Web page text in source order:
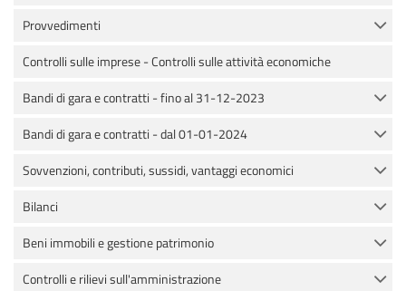
Provvedimenti
Controlli sulle imprese - Controlli sulle attività economiche
Bandi di gara e contratti - fino al 31-12-2023
Bandi di gara e contratti - dal 01-01-2024
Sovvenzioni, contributi, sussidi, vantaggi economici
Bilanci
Beni immobili e gestione patrimonio
Controlli e rilievi sull'amministrazione